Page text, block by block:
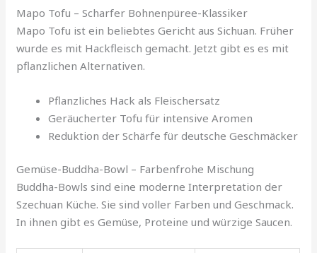
Mapo Tofu – Scharfer Bohnenpüree-Klassiker
Mapo Tofu ist ein beliebtes Gericht aus Sichuan. Früher
wurde es mit Hackfleisch gemacht. Jetzt gibt es es mit
pflanzlichen Alternativen.
Pflanzliches Hack als Fleischersatz
Geräucherter Tofu für intensive Aromen
Reduktion der Schärfe für deutsche Geschmäcker
Gemüse-Buddha-Bowl – Farbenfrohe Mischung
Buddha-Bowls sind eine moderne Interpretation der
Szechuan Küche. Sie sind voller Farben und Geschmack.
In ihnen gibt es Gemüse, Proteine und würzige Saucen.